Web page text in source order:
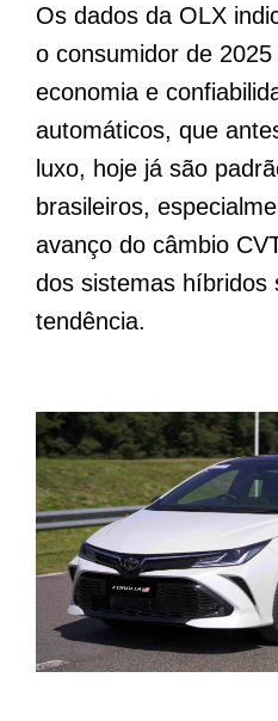
Os dados da OLX
o consumidor de
economia e
automáticos, que
luxo, hoje já são
brasileiros,
avanço do câmbio
dos sistemas híbridos
tendência.